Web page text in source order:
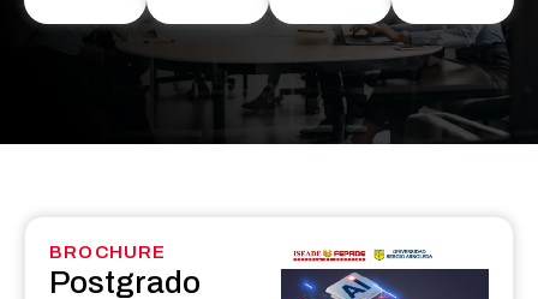
BROCHURE
Postgrado